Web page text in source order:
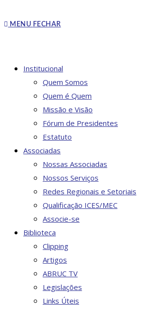
MENU FECHAR
Institucional
Quem Somos
Quem é Quem
Missão e Visão
Fórum de Presidentes
Estatuto
Associadas
Nossas Associadas
Nossos Serviços
Redes Regionais e Setoriais
Qualificação ICES/MEC
Associe-se
Biblioteca
Clipping
Artigos
ABRUC TV
Legislações
Links Úteis